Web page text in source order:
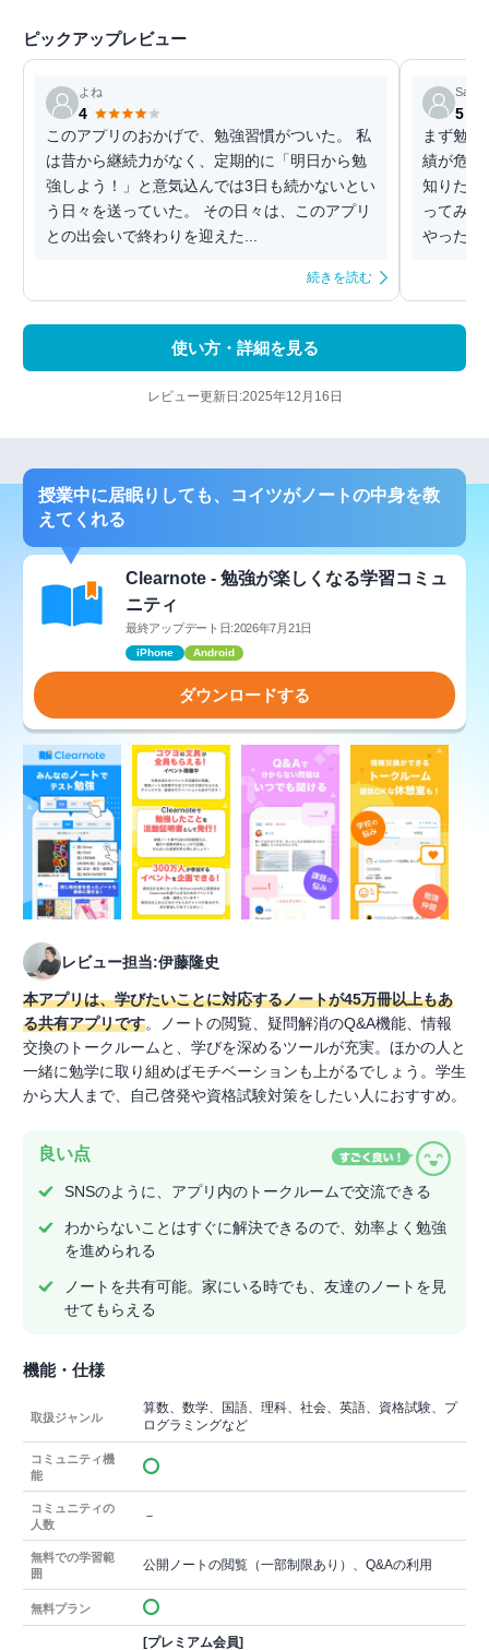
ピックアップレビュー
よね
4
このアプリのおかげで、勉強習慣がついた。 私
は昔から継続力がなく、定期的に「明日から勉
強しよう！」と意気込んでは3日も続かないとい
う日々を送っていた。 その日々は、このアプリ
との出会いで終わりを迎えた...
続きを読む
Sa
5
まず勉
績が危う
知りたい
ってみ
やった科
使い方・詳細を見る
レビュー更新日:2025年12月16日
授業中に居眠りしても、コイツがノートの中身を教
えてくれる
Clearnote - 勉強が楽しくなる学習コミュ
ニティ
最終アップデート日:2026年7月21日
iPhone Android
ダウンロードする
レビュー担当:伊藤隆史
本アプリは、学びたいことに対応するノートが45万冊以上もあ
る共有アプリです。ノートの閲覧、疑問解消のQ&A機能、情報
交換のトークルームと、学びを深めるツールが充実。ほかの人と
一緒に勉学に取り組めばモチベーションも上がるでしょう。学生
から大人まで、自己啓発や資格試験対策をしたい人におすすめ。
良い点
SNSのように、アプリ内のトークルームで交流できる
わからないことはすぐに解決できるので、効率よく勉強
を進められる
ノートを共有可能。家にいる時でも、友達のノートを見
せてもらえる
機能・仕様
取扱ジャンル
算数、数学、国語、理科、社会、英語、資格試験、プ
ログラミングなど
コミュニティ機
能
コミュニティの
人数
－
無料での学習範
囲
公開ノートの閲覧（一部制限あり）、Q&Aの利用
無料プラン
[プレミアム会員]